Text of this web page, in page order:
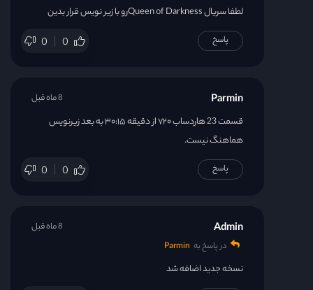
لطفا سریال Queen of Darknessرو با زیر نویس قرار بدین
0 0 پاسخ
Parmin
قسمت 23 هاردساب ۷۲۰ از دقیقه ۳۰:۱۵ به بعد زیرنویس
هماهنگ نیست.
0 0
8 ماه قبل
پاسخ
Admin
در پاسخ به Parmin
نسخه جدید اضافه شد
8 ماه قبل